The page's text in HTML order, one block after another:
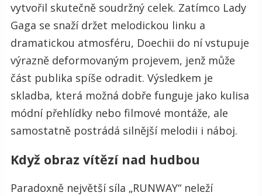
vytvořil skutečně soudržný celek. Zatímco Lady
Gaga se snaží držet melodickou linku a
dramatickou atmosféru, Doechii do ní vstupuje
výrazně deformovaným projevem, jenž může
část publika spíše odradit. Výsledkem je
skladba, která možná dobře funguje jako kulisa
módní přehlídky nebo filmové montáže, ale
samostatně postrádá silnější melodii i náboj.
Když obraz vítězí nad hudbou
Paradoxně největší síla „RUNWAY“ neleží